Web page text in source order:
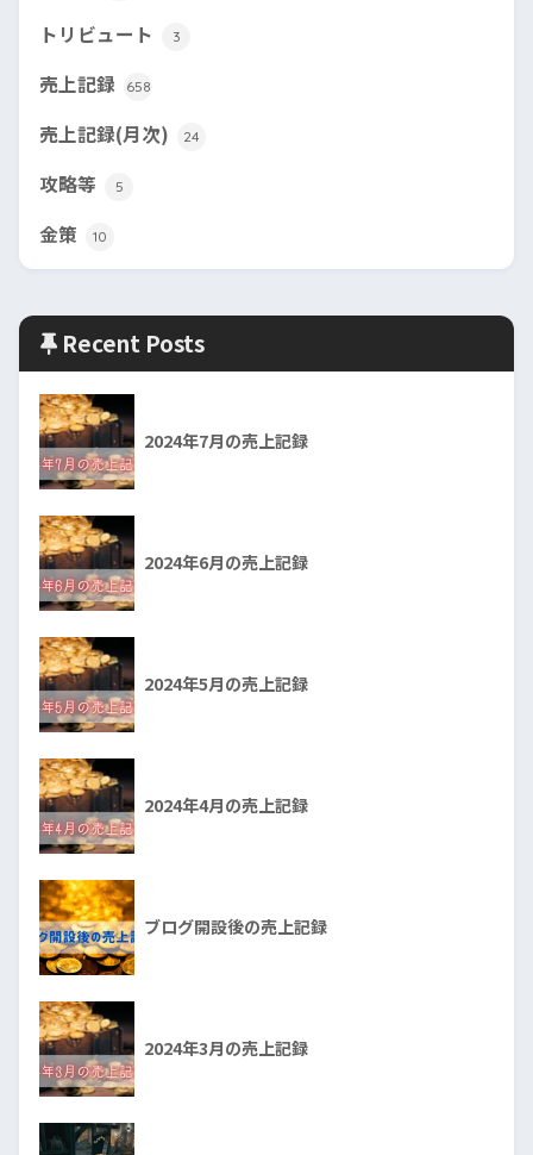
トリビュート 3
売上記録 658
売上記録(月次) 24
攻略等 5
金策 10
Recent Posts
2024年7月の売上記録
2024年6月の売上記録
2024年5月の売上記録
2024年4月の売上記録
ブログ開設後の売上記録
2024年3月の売上記録